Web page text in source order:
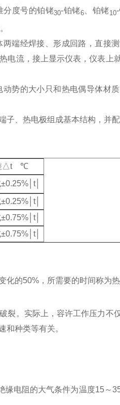
分度号的铂铑30-铂铑6、铂铑10
端经焊接、形成回路，直接
电流，接上显示仪表，仪表上
势的大小只和热电偶导体材
、热电极组成基本结构，并
△t ℃
化的50%，所需要的时间称为
裂。实际上，容许工作压力不
和种类等有关。
电阻的大气条件为温度15～